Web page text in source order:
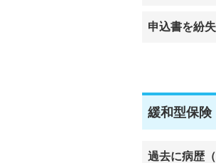
申込書を紛
緩和型保険
過去に病歴